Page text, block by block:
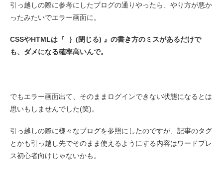
引っ越しの際に参考にしたブログの通りやったら、やり方が悪か
ったみたいでエラー画面に。
CSSやHTMLは『 ｝(閉じる) 』の書き方のミスがあるだけで
も、ダメになる確率高いんで。
でもエラー画面出て、そのままログインできない状態になるとは
思いもしませんでした(笑)。
引っ越しの際に様々なブログを参照にしたのですが、記事のタグ
とかも引っ越し先でそのまま使えるようにする内容はワードプレ
ス初心者向けじゃないかも。